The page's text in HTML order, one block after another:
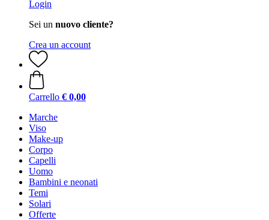
Login
Sei un nuovo cliente?
Crea un account
Carrello € 0,00
Marche
Viso
Make-up
Corpo
Capelli
Uomo
Bambini e neonati
Temi
Solari
Offerte